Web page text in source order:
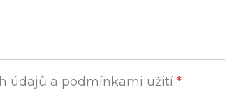
údajů a podmínkami užití *